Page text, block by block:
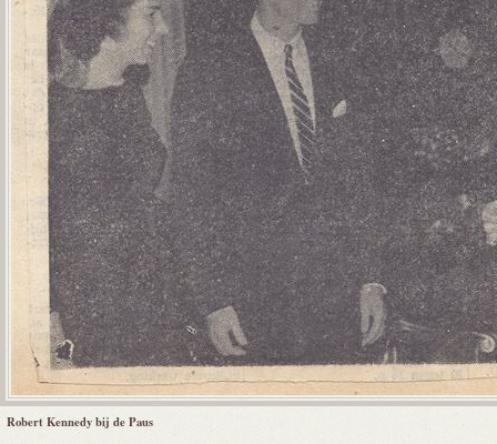
Robert Kennedy bij de Paus